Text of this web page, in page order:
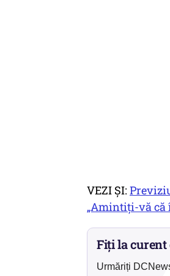
VEZI ȘI:
„Amintiți-vă că
Fiți la curent
Urmăriți